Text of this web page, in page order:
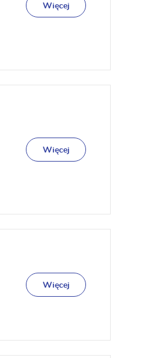
Więcej
Więcej
Więcej